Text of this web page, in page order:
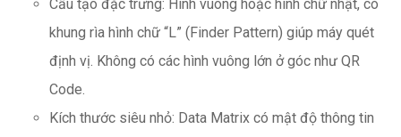
Cấu tạo đặc trưng: Hình vuông hoặc hình chữ nhật, có
khung rìa hình chữ “L” (Finder Pattern) giúp máy quét
định vị. Không có các hình vuông lớn ở góc như QR
Code.
Kích thước siêu nhỏ: Data Matrix có mật độ thông tin